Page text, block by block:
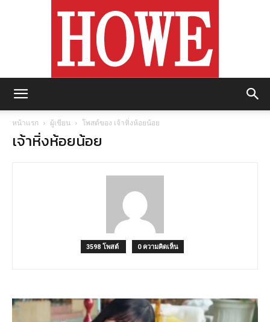
หน้าแรก ผู้เขียน โพสต์ของ เจ้าหิ่งห้อยน้อย
เจ้าหิ่งห้อยน้อย
3598 โพสต์ 0 ความคิดเห็น